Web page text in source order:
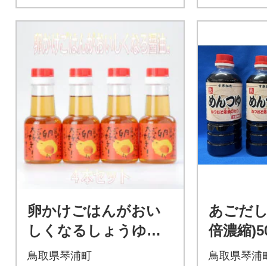
卵かけごはんがおい
しくなるしょうゆ。1
50ml×4本セット
鳥取県琴浦町
あごだ
倍濃縮
鳥取県琴浦